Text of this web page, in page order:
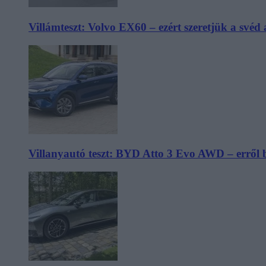
Villámteszt: Volvo EX60 – ezért szeretjük a svéd
Villanyautó teszt: BYD Atto 3 Evo AWD – erről